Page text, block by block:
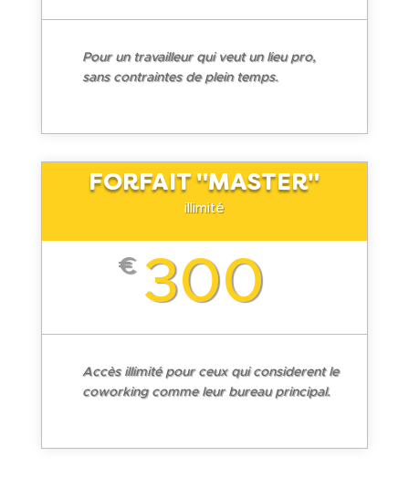
Pour un travailleur qui veut un lieu pro,
sans contraintes de plein temps.
FORFAIT "MASTER"
illimité
€ 300
Accès illimité pour ceux qui considerent le
coworking comme leur bureau principal.